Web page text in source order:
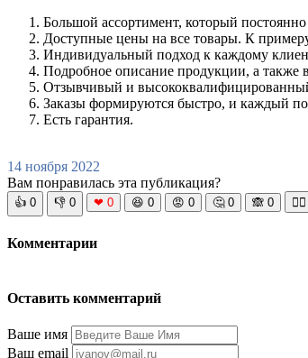
Большой ассортимент, который постоянно
Доступные цены на все товары. К
Индивидуальный подход к каждому
Подробное описание продукции, а также
Отзывчивый и
Заказы формируются быстро, и каждый
Есть гарантия.
14 ноября 2022
Вам понравилась эта публикация?
👍 0 👎 0 ❤ 0 😆 0 😡 0 🤔 0 🙈 0 🧘‍♀️
Комментарии
Оставить комментарий
Ваше имя
Ваш email